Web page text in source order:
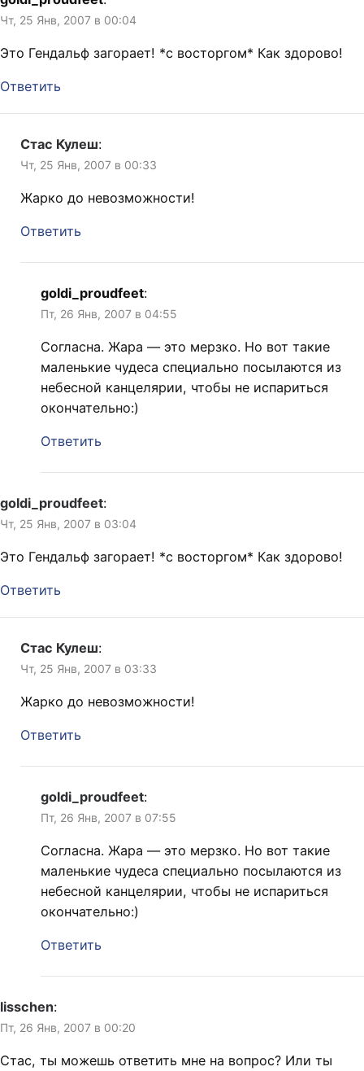
Чт, 25 Янв, 2007 в 00:04
Это Гендальф загорает! *с восторгом* Как здорово!
Ответить
Стас Кулеш:
Чт, 25 Янв, 2007 в 00:33
Жарко до невозможности!
Ответить
goldi_proudfeet:
Пт, 26 Янв, 2007 в 04:55
Согласна. Жара — это мерзко. Но вот такие
маленькие чудеса специально посылаются из
небесной канцелярии, чтобы не испариться
окончательно:)
Ответить
goldi_proudfeet:
Чт, 25 Янв, 2007 в 03:04
Это Гендальф загорает! *с восторгом* Как здорово!
Ответить
Стас Кулеш:
Чт, 25 Янв, 2007 в 03:33
Жарко до невозможности!
Ответить
goldi_proudfeet:
Пт, 26 Янв, 2007 в 07:55
Согласна. Жара — это мерзко. Но вот такие
маленькие чудеса специально посылаются из
небесной канцелярии, чтобы не испариться
окончательно:)
Ответить
lisschen:
Пт, 26 Янв, 2007 в 00:20
Стас, ты можешь ответить мне на вопрос? Или ты